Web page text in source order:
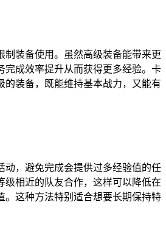
制装备使用。虽然高级装备能带来更
完成效率提升从而获得更多经验。卡
的装备，既能维持基本战力，又能有
动，避免完成会提供过多经验值的任
级相近的队友合作，这样可以降低在
。这种方法特别适合想要长期保持特